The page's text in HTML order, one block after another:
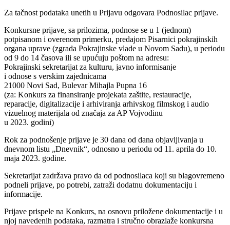
Za tačnost podataka unetih u Prijavu odgovara Podnosilac prijave.
Konkursne prijave, sa prilozima, podnose se u 1 (jednom)
potpisanom i overenom primerku, predajom Pisarnici pokrajinskih
organa uprave (zgrada Pokrajinske vlade u Novom Sadu), u periodu
od 9 do 14 časova ili se upućuju poštom na adresu:
Pokrajinski sekretarijat za kulturu, javno informisanje
i odnose s verskim zajednicama
21000 Novi Sad, Bulevar Mihajla Pupna 16
(za: Konkurs za finansiranje projekata zaštite, restauracije,
reparacije, digitalizacije i arhiviranja arhivskog filmskog i audio
vizuelnog materijala od značaja za AP Vojvodinu
u 2023. godini)
Rok za podnošenje prijave je 30 dana od dana objavljivanja u
dnevnom listu „Dnevnik“, odnosno u periodu od 11. aprila do 10.
maja 2023. godine.
Sekretarijat zadržava pravo da od podnosilaca koji su blagovremeno
podneli prijave, po potrebi, zatraži dodatnu dokumentaciju i
informacije.
Prijave prispele na Konkurs, na osnovu priložene dokumentacije i u
njoj navedenih podataka, razmatra i stručno obrazlaže konkursna